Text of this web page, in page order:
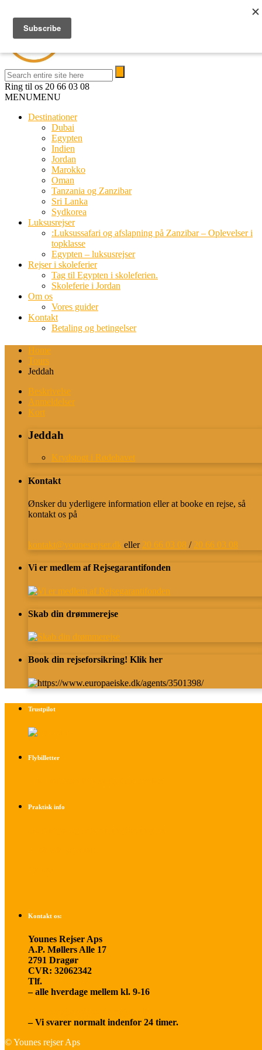
Ring til os 20 66 03 08
MENUMENU
Destinationer
Dubai
Egypten
Indien
Jordan
Marokko
Oman
Tanzania og Zanzibar
Sri Lanka
Sydkorea
Luksusrejser
:Luksussafari og afslapning på Zanzibar – Oplevelser i
topklasse
Egypten – luksusrejser
Rejser i skoleferier
Tag til Egypten i skoleferien.
Skoleferie i Jordan
Om os
Vores guider
Kontakt
Betaling og betingelser
Home
Tours
Jeddah
Beskrivelse
Anmeldelser
Kort
Jeddah
Krydstogt i Rødehavet
Kontakt
Ønsker du yderligere information eller at booke en rejse, så
kontakt os på
kontakt@younesrejser.dk eller 20 66 03 08 / 20 66 03 08
Vi er medlem af Rejsegarantifonden
Skab din drømmerejse
Book din rejseforsikring! Klik her
Trustpilot
Flybilletter
Praktisk info
Kontakt os:
Younes Rejser Aps
A.P. Møllers Alle 17
2791 Dragør
CVR: 32062342
Tlf.
– alle hverdage mellem kl. 9-16
– Vi svarer normalt indenfor 24 timer.
© Younes rejser Aps